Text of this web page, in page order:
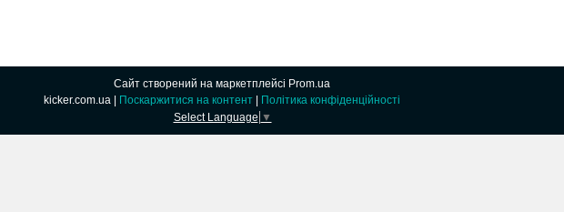
Сайт створений на маркетплейсі Prom.ua
Поскаржитися на контент
Політика конфіденційності
Select Language ▼